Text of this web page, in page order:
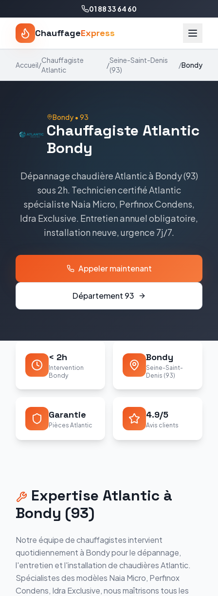
01 88 33 64 60
ChauffageExpress
Accueil/
Chauffagiste
Atlantic
/
Seine-Saint-Denis
(93)
/Bondy
Bondy • 93
Chauffagiste Atlantic
Bondy
Dépannage chaudièreAtlanticà Bondy(93)
sous 2h. Technicien certifiéAtlantic
spécialiste Naia Micro, Perfinox Condens,
Idra Exclusive. Entretien annuel obligatoire,
installation neuve, urgence 7j/7.
Appeler maintenant
Département 93
< 2h
Intervention
Bondy
Bondy
Seine-Saint-
Denis (93)
Garantie
Pièces Atlantic
4.9/5
Avis clients
Expertise Atlantic à
Bondy (93)
Notre équipe de chauffagistes intervient
quotidiennement à Bondypour le dépannage,
l'entretien et l'installation de chaudièresAtlantic.
Spécialistes des modèles Naia Micro, Perfinox
Condens, Idra Exclusive, nous maîtrisons tous les